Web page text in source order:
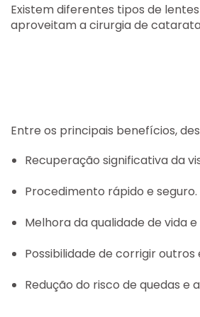
Existem diferentes tipos de
aproveitam a cirurgia de
Entre os principais benefícios,
Recuperação significativa da
Procedimento rápido e seguro.
Melhora da qualidade de vida
Possibilidade de corrigir
Redução do risco de quedas e